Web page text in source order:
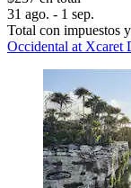
31 ago. - 1 sep.
Total con impuestos
Occidental at Xcaret